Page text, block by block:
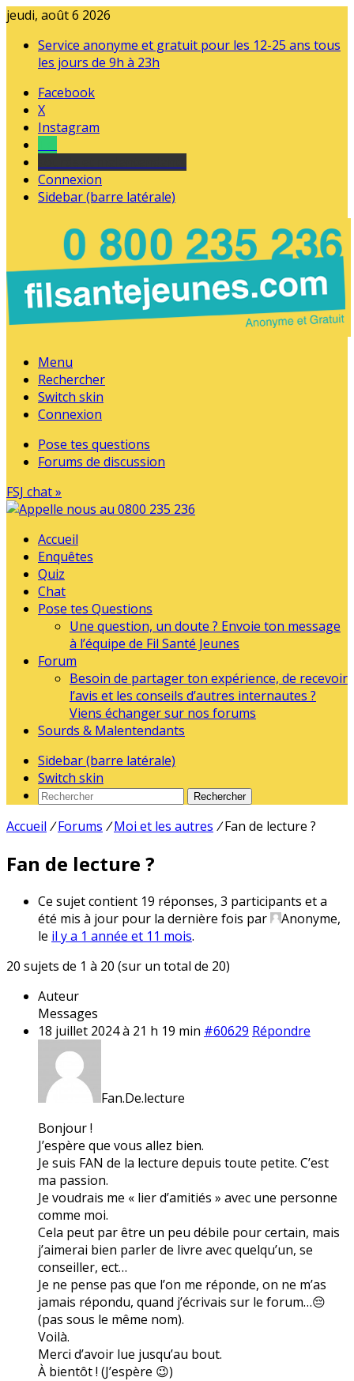
jeudi, août 6 2026
Service anonyme et gratuit pour les 12-25 ans tous
les jours de 9h à 23h
Facebook
X
Instagram
Connexion
Sidebar (barre latérale)
Menu
Rechercher
Switch skin
Connexion
Pose tes questions
Forums de discussion
FSJ chat »
Accueil
Enquêtes
Quiz
Chat
Pose tes Questions
Une question, un doute ? Envoie ton message
à l’équipe de Fil Santé Jeunes
Forum
Besoin de partager ton expérience, de recevoir
l’avis et les conseils d’autres internautes ?
Viens échanger sur nos forums
Sourds & Malentendants
Sidebar (barre latérale)
Switch skin
Rechercher
Accueil / Forums / Moi et les autres / Fan de lecture ?
Fan de lecture ?
Ce sujet contient 19 réponses, 3 participants et a
été mis à jour pour la dernière fois par
Anonyme,
le il y a 1 année et 11 mois.
20 sujets de 1 à 20 (sur un total de 20)
Auteur
Messages
18 juillet 2024 à 21 h 19 min #60629 Répondre
Fan.De.lecture
Bonjour !
J’espère que vous allez bien.
Je suis FAN de la lecture depuis toute petite. C’est
ma passion.
Je voudrais me « lier d’amitiés » avec une personne
comme moi.
Cela peut par être un peu débile pour certain, mais
j’aimerai bien parler de livre avec quelqu’un, se
conseiller, ect…
Je ne pense pas que l’on me réponde, on ne m’as
jamais répondu, quand j’écrivais sur le forum…😔
(pas sous le même nom).
Voilà.
Merci d’avoir lue jusqu’au bout.
À bientôt ! (J’espère 😉)